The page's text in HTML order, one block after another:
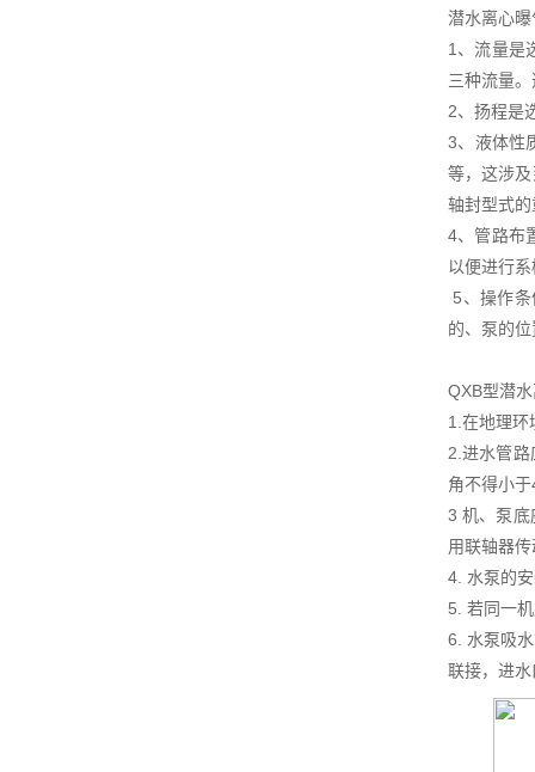
潜水离心
1、流量是
三种流量
2、扬程是
3、液体性
等，这涉
轴封型式
4、管路布
以便进行
5、操作
的、泵的
QXB型潜
1.在地理
2.进水管
角不得小
3 机、泵底
用联轴器
4. 水泵的
5. 若同一
6. 水泵吸
联接，进